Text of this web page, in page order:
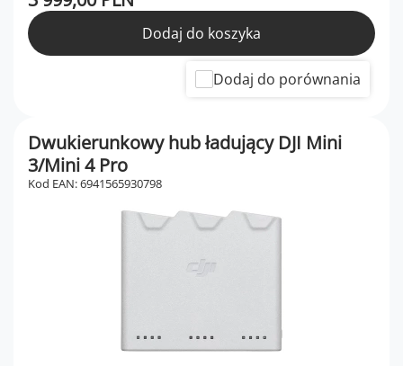
Dodaj do koszyka
Dodaj do porównania
Dwukierunkowy hub ładujący DJI Mini
3/Mini 4 Pro
Kod EAN: 6941565930798